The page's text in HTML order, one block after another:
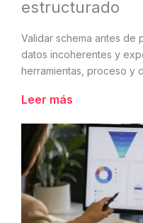
estructurado
Validar schema antes de
datos incoherentes y
herramientas, proceso y
Leer más